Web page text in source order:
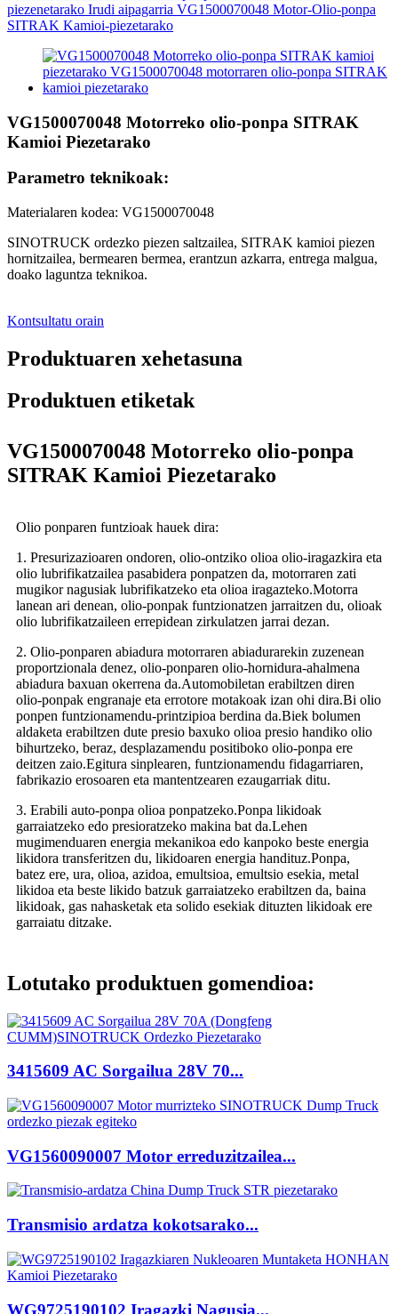
VG1500070048 Motorreko olio-ponpa SITRAK
Kamioi Piezetarako
Parametro teknikoak:
Materialaren kodea: VG1500070048
SINOTRUCK ordezko piezen saltzailea, SITRAK kamioi piezen
hornitzailea, bermearen bermea, erantzun azkarra, entrega malgua,
doako laguntza teknikoa.
Kontsultatu orain
Produktuaren xehetasuna
Produktuen etiketak
VG1500070048 Motorreko olio-ponpa
SITRAK Kamioi Piezetarako
Olio ponparen funtzioak hauek dira:
1. Presurizazioaren ondoren, olio-ontziko olioa olio-iragazkira eta
olio lubrifikatzailea pasabidera ponpatzen da, motorraren zati
mugikor nagusiak lubrifikatzeko eta olioa iragazteko.Motorra
lanean ari denean, olio-ponpak funtzionatzen jarraitzen du, olioak
olio lubrifikatzaileen errepidean zirkulatzen jarrai dezan.
2. Olio-ponparen abiadura motorraren abiadurarekin zuzenean
proportzionala denez, olio-ponparen olio-hornidura-ahalmena
abiadura baxuan okerrena da.Automobiletan erabiltzen diren
olio-ponpak engranaje eta errotore motakoak izan ohi dira.Bi olio
ponpen funtzionamendu-printzipioa berdina da.Biek bolumen
aldaketa erabiltzen dute presio baxuko olioa presio handiko olio
bihurtzeko, beraz, desplazamendu positiboko olio-ponpa ere
deitzen zaio.Egitura sinplearen, funtzionamendu fidagarriaren,
fabrikazio erosoaren eta mantentzearen ezaugarriak ditu.
3. Erabili auto-ponpa olioa ponpatzeko.Ponpa likidoak
garraiatzeko edo presioratzeko makina bat da.Lehen
mugimenduaren energia mekanikoa edo kanpoko beste energia
likidora transferitzen du, likidoaren energia handituz.Ponpa,
batez ere, ura, olioa, azidoa, emultsioa, emultsio esekia, metal
likidoa eta beste likido batzuk garraiatzeko erabiltzen da, baina
likidoak, gas nahasketak eta solido esekiak dituzten likidoak ere
garraiatu ditzake.
Lotutako produktuen gomendioa:
3415609 AC Sorgailua 28V 70...
VG1560090007 Motor erreduzitzailea...
Transmisio ardatza kokotsarako...
WG9725190102 Iragazki Nagusia...